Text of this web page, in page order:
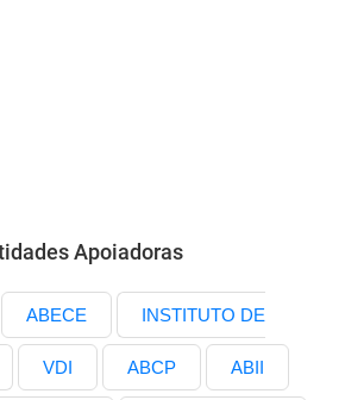
Apoiadoras
ABECE INSTITUTO DE
VDI ABCP ABII